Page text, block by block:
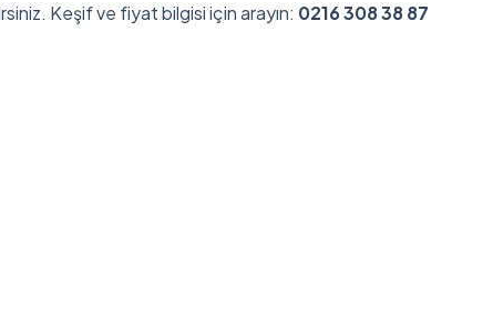
Keşif ve fiyat bilgisi için arayın: 0216 308 38 87